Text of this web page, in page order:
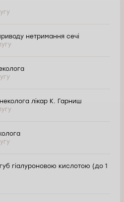
нетримання сечі
лікар К. Гарниш
губ гіалуроновою кислотою (до 1